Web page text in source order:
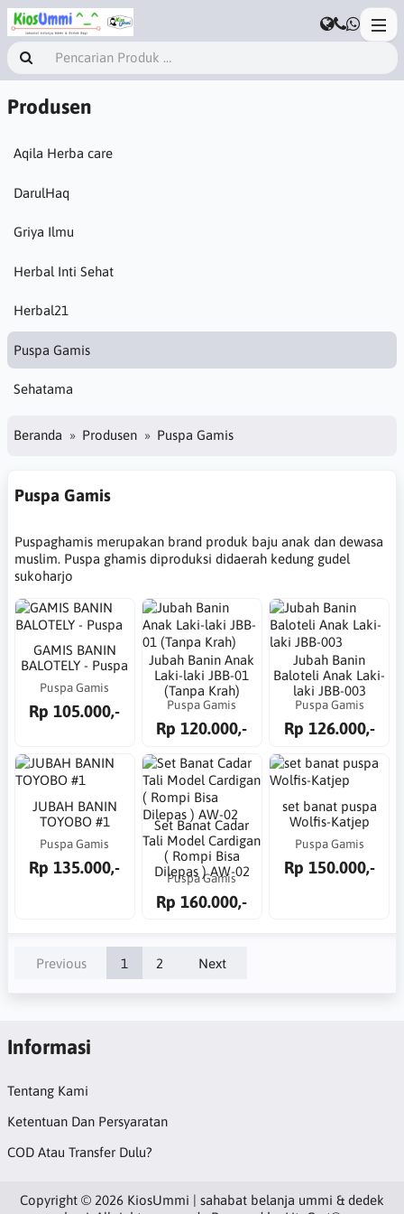
Produsen
Aqila Herba care
DarulHaq
Griya Ilmu
Herbal Inti Sehat
Herbal21
Puspa Gamis
Sehatama
Beranda Produsen Puspa Gamis
Puspa Gamis
Puspaghamis merupakan brand produk baju anak dan dewasa
muslim. Puspa ghamis diproduksi didaerah kedung gudel
sukoharjo
GAMIS BANIN
BALOTELY - Puspa
Puspa Gamis
Rp 105.000,-
Jubah Banin Anak
Laki-laki JBB-01
(Tanpa Krah)
Puspa Gamis
Rp 120.000,-
Jubah Banin
Baloteli Anak Laki-
laki JBB-003
Puspa Gamis
Rp 126.000,-
JUBAH BANIN
TOYOBO #1
Puspa Gamis
Rp 135.000,-
Set Banat Cadar
Tali Model Cardigan
( Rompi Bisa
Dilepas ) AW-02
Puspa Gamis
Rp 160.000,-
set banat puspa
Wolfis-Katjep
Puspa Gamis
Rp 150.000,-
Previous 1 2 Next
Informasi
Tentang Kami
Ketentuan Dan Persyaratan
COD Atau Transfer Dulu?
Copyright © 2026 KiosUmmi | sahabat belanja ummi & dedek